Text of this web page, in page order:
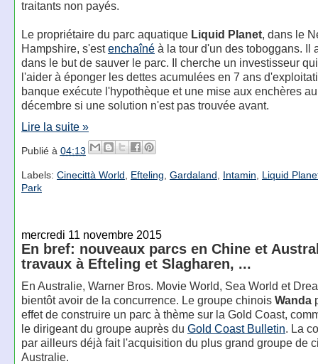
traitants non payés.
Le propriétaire du parc aquatique Liquid Planet, dans le
Hampshire, s'estenchaînéà la tour d'un des toboggans. Il
dans le but de sauver le parc. Il cherche un investisseur
l'aider à éponger les dettes acumulées en 7 ans
banque exécute l'hypothèque et une mise aux enchères
décembre si une solution n'est pas trouvée avant.
Lire la suite »
Publié à 04:13
Labels: Cinecittà World, Efteling, Gardaland, Intamin, Liquid
Park
mercredi 11 novembre 2015
En bref: nouveaux parcs en Chine et
travaux à Efteling et Slagharen, ...
En Australie, Warner Bros. Movie World, Sea World et
bientôt avoir de la concurrence. Le groupe chinois Wanda
effet de construire un parc à thème sur la Gold Coast,
le dirigeant du groupe auprès du Gold Coast Bulletin. La
par ailleurs déjà fait l'acquisition du plus grand groupe de
Australie.